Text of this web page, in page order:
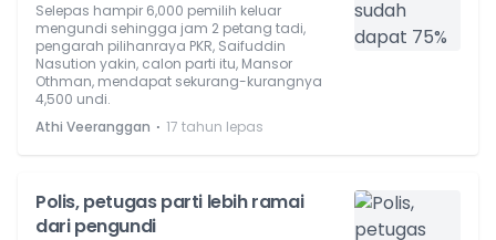
Selepas hampir 6,000 pemilih keluar
mengundi sehingga jam 2 petang tadi,
pengarah pilihanraya PKR, Saifuddin
Nasution yakin, calon parti itu, Mansor
Othman, mendapat sekurang-kurangnya
4,500 undi.
Athi Veeranggan ⋅ 17 tahun lepas
Polis, petugas parti lebih ramai
dari pengundi